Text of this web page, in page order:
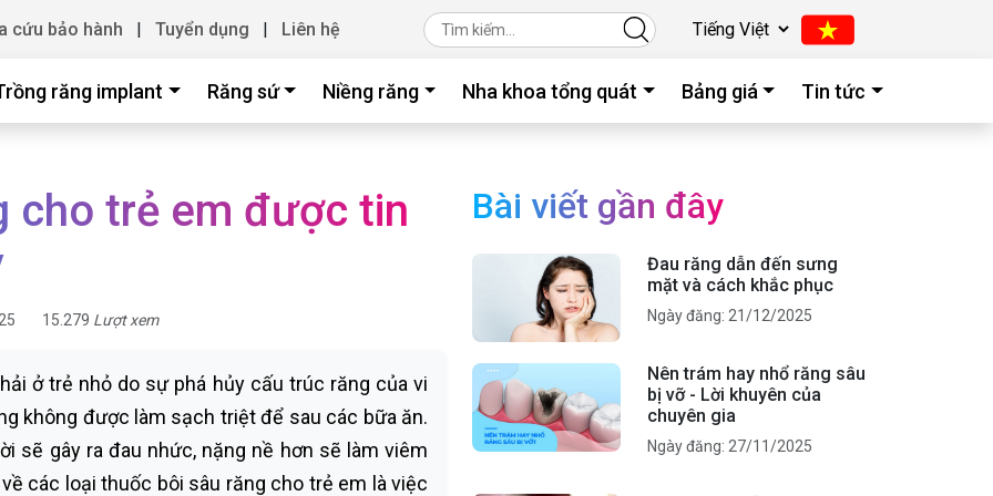
cứu bảo hành | Tuyển dụng | Liên hệ
răng implant Răng sứ Niềng răng Nha khoa tổng quát Bảng giá Tin tức
cho trẻ em được tin
15.279 Lượt xem
ở trẻ nhỏ do sự phá hủy cấu trúc răng của vi
không được làm sạch triệt để sau các bữa ăn.
sẽ gây ra đau nhức, nặng nề hơn sẽ làm viêm
các loại thuốc bôi sâu răng cho trẻ em là việc
Bài viết gần đây
Đau răng dẫn đến sưng
mặt và cách khắc phục
Ngày đăng: 21/12/2025
Nên trám hay nhổ răng sâu
bị vỡ - Lời khuyên của
chuyên gia
Ngày đăng: 27/11/2025